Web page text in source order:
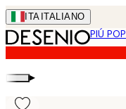
Skip
to
main
content.
ITA ITALIANO
PIÚ
▸